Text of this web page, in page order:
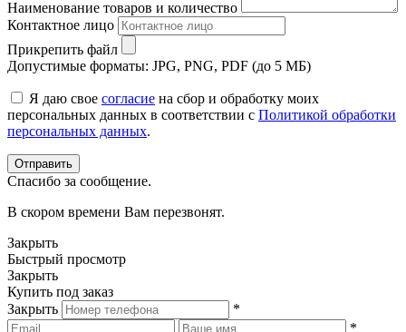
Наименование товаров и количество
Контактное лицо
Прикрепить файл
Допустимые форматы: JPG, PNG, PDF (до 5 МБ)
Я даю свое согласие на сбор и обработку моих
персональных данных в соответствии с Политикой обработки
персональных данных.
Спасибо за сообщение.
В скором времени Вам перезвонят.
Закрыть
Быстрый просмотр
Закрыть
Купить под заказ
Закрыть
*
*